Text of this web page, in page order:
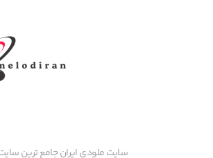
سایت ملودی ایران جامع ترین